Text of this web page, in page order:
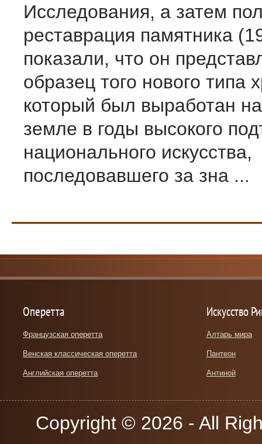
Исследования, а затем
реставрация памятника
показали, что он
образец того нового типа
который был выработан
земле в годы высокого
национального искусства,
последовавшего за зна ...
Оперетта
Французская оперетта
Венская классическая оперетта
Английская оперетта
Искусство
Алтарь мира
Пантеон
Антиной
Copyright © 2026 - All